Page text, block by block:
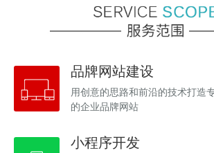
品牌网站建设
用创意的思路和前沿的技术打造
的企业品牌网站
小程序开发